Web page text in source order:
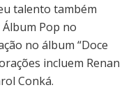
talento também
Pop no
no álbum “Doce
incluem Renan
Conká.